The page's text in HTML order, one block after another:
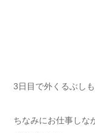
3日目で外くるぶし
ちなみにお仕事しな